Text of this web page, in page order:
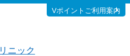
ニック
Vポイントご利用案内